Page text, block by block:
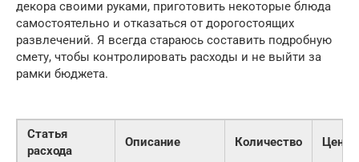
декора своими руками, приготовить некоторые блюда
самостоятельно и отказаться от дорогостоящих
развлечений. Я всегда стараюсь составить подробную
смету, чтобы контролировать расходы и не выйти за
рамки бюджета.
Статья
расхода
Описание Количество Цена